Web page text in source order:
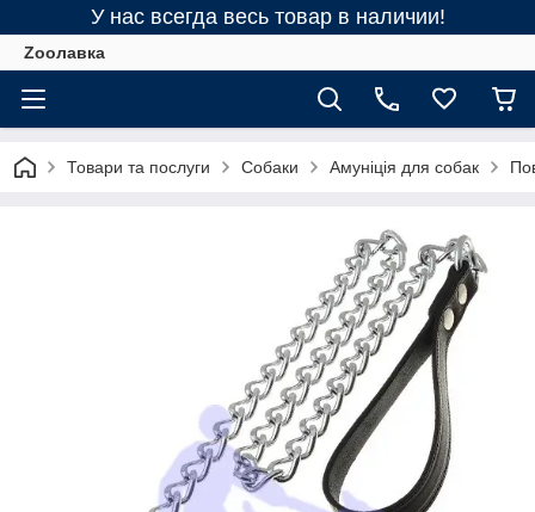
У нас всегда весь товар в наличии!
Zooлавка
Товари та послуги Собаки Амуніція для собак